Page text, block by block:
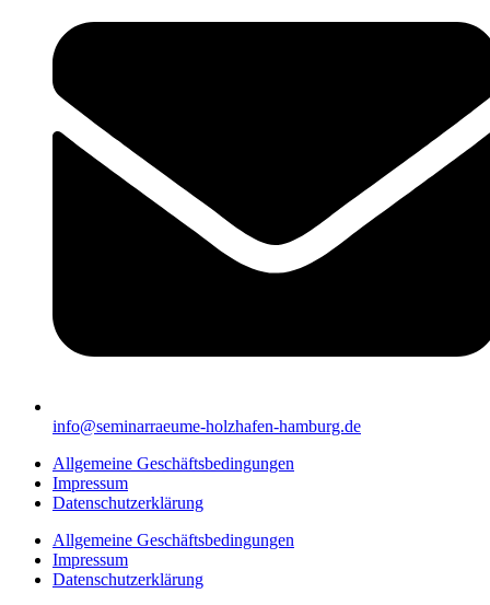
info@seminarraeume-holzhafen-hamburg.de
Allgemeine Geschäftsbedingungen
Impressum
Datenschutzerklärung
Allgemeine Geschäftsbedingungen
Impressum
Datenschutzerklärung